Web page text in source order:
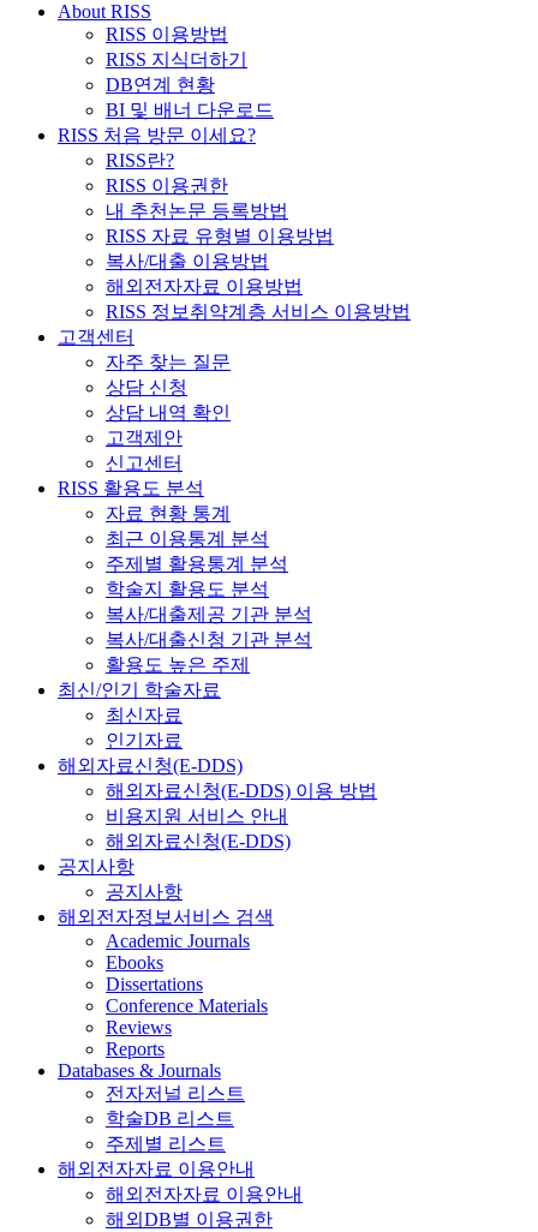
About RISS
RISS 이용방법
RISS 지식더하기
DB연계 현황
BI 및 배너 다운로드
RISS 처음 방문 이세요?
RISS란?
RISS 이용권한
내 추천논문 등록방법
RISS 자료 유형별 이용방법
복사/대출 이용방법
해외전자자료 이용방법
RISS 정보취약계층 서비스 이용방법
고객센터
자주 찾는 질문
상담 신청
상담 내역 확인
고객제안
신고센터
RISS 활용도 분석
자료 현황 통계
최근 이용통계 분석
주제별 활용통계 분석
학술지 활용도 분석
복사/대출제공 기관 분석
복사/대출신청 기관 분석
활용도 높은 주제
최신/인기 학술자료
최신자료
인기자료
해외자료신청(E-DDS)
해외자료신청(E-DDS) 이용 방법
비용지원 서비스 안내
해외자료신청(E-DDS)
공지사항
공지사항
해외전자정보서비스 검색
Academic Journals
Ebooks
Dissertations
Conference Materials
Reviews
Reports
Databases & Journals
전자저널 리스트
학술DB 리스트
주제별 리스트
해외전자자료 이용안내
해외전자자료 이용안내
해외DB별 이용권한